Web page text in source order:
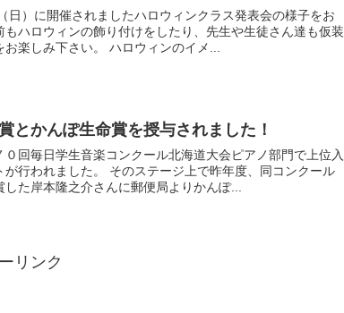
日）に開催されましたハロウィンクラス発表会の様子をお
ハロウィンの飾り付けをしたり、先生や生徒さん達も仮装
楽しみ下さい。 ハロウィンのイメ...
とかんぽ生命賞を授与されました！
回毎日学生音楽コンクール北海道大会ピアノ部門で上位入
行われました。 そのステージ上で昨年度、同コンクール
た岸本隆之介さんに郵便局よりかんぽ...
リンク